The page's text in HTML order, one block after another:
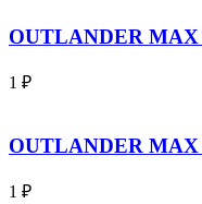
OUTLANDER
1 ₽
OUTLANDER MAX
1 ₽